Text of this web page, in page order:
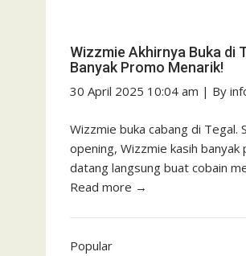
Wizzmie Akhirnya Buka di
Banyak Promo Menarik!
30 April 2025 10:04 am | By
Wizzmie buka cabang di Tegal.
opening, Wizzmie kasih banyak
datang langsung buat cobain
Read more →
Popular